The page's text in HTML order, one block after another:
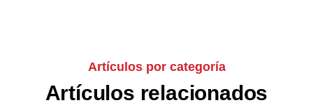
Artículos por categoría
Artículos relacionados